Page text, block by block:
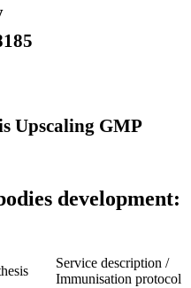
Upscaling GMP
development:
Service description /
Immunisation protocol